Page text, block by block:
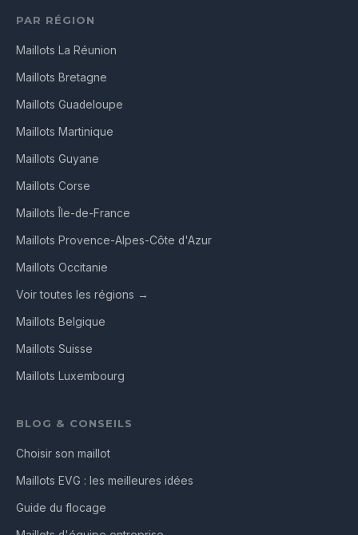
PAR RÉGION
Maillots La Réunion
Maillots Bretagne
Maillots Guadeloupe
Maillots Martinique
Maillots Guyane
Maillots Corse
Maillots Île-de-France
Maillots Provence-Alpes-Côte d'Azur
Maillots Occitanie
Voir toutes les régions →
Maillots Belgique
Maillots Suisse
Maillots Luxembourg
BLOG & CONSEILS
Choisir son maillot
Maillots EVG : les meilleures idées
Guide du flocage